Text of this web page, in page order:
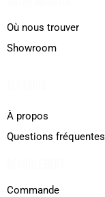
Où nous trouver
Showroom
À propos
Questions fréquentes
Commande